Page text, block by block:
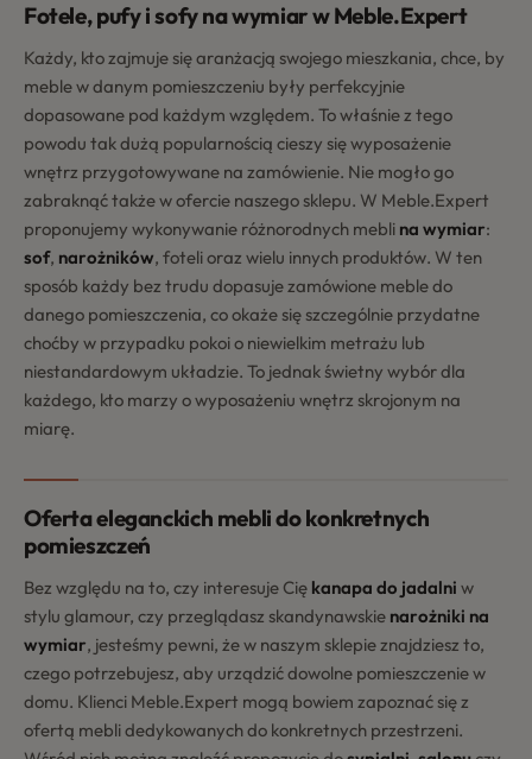
Fotele, pufy i sofy na wymiar w Meble.Expert
Każdy, kto zajmuje się aranżacją swojego mieszkania, chce, by
meble w danym pomieszczeniu były perfekcyjnie
dopasowane pod każdym względem. To właśnie z tego
powodu tak dużą popularnością cieszy się wyposażenie
wnętrz przygotowywane na zamówienie. Nie mogło go
zabraknąć także w ofercie naszego sklepu. W Meble.Expert
proponujemy wykonywanie różnorodnych mebli na wymiar:
sof, narożników, foteli oraz wielu innych produktów. W ten
sposób każdy bez trudu dopasuje zamówione meble do
danego pomieszczenia, co okaże się szczególnie przydatne
choćby w przypadku pokoi o niewielkim metrażu lub
niestandardowym układzie. To jednak świetny wybór dla
każdego, kto marzy o wyposażeniu wnętrz skrojonym na
miarę.
Oferta eleganckich mebli do konkretnych
pomieszczeń
Bez względu na to, czy interesuje Cię kanapa do jadalni w
stylu glamour, czy przeglądasz skandynawskie narożniki na
wymiar, jesteśmy pewni, że w naszym sklepie znajdziesz to,
czego potrzebujesz, aby urządzić dowolne pomieszczenie w
domu. Klienci Meble.Expert mogą bowiem zapoznać się z
ofertą mebli dedykowanych do konkretnych przestrzeni.